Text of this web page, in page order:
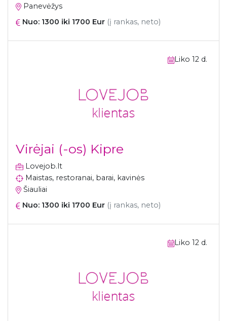
Panevėžys
Nuo: 1300 iki 1700 Eur (į rankas, neto)
Liko 12 d.
Virėjai (-os) Kipre
Lovejob.lt
Maistas, restoranai, barai, kavinės
Šiauliai
Nuo: 1300 iki 1700 Eur (į rankas, neto)
Liko 12 d.